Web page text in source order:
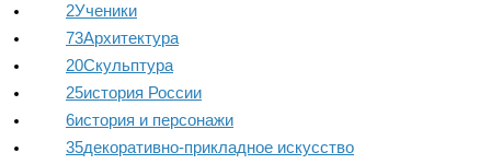
2Ученики
73Архитектура
20Скульптура
25история России
6история и персонажи
35декоративно-прикладное искусство